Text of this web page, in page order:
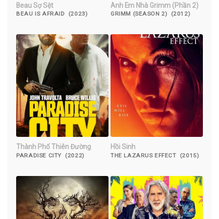
Beau Sợ Sệt
BEAU IS AFRAID (2023)
Anh Em Nhà Grimm (Phần 2)
GRIMM (SEASON 2) (2012)
Thành Phố Thiên Đường
PARADISE CITY (2022)
Hồi Sinh
THE LAZARUS EFFECT (2015)